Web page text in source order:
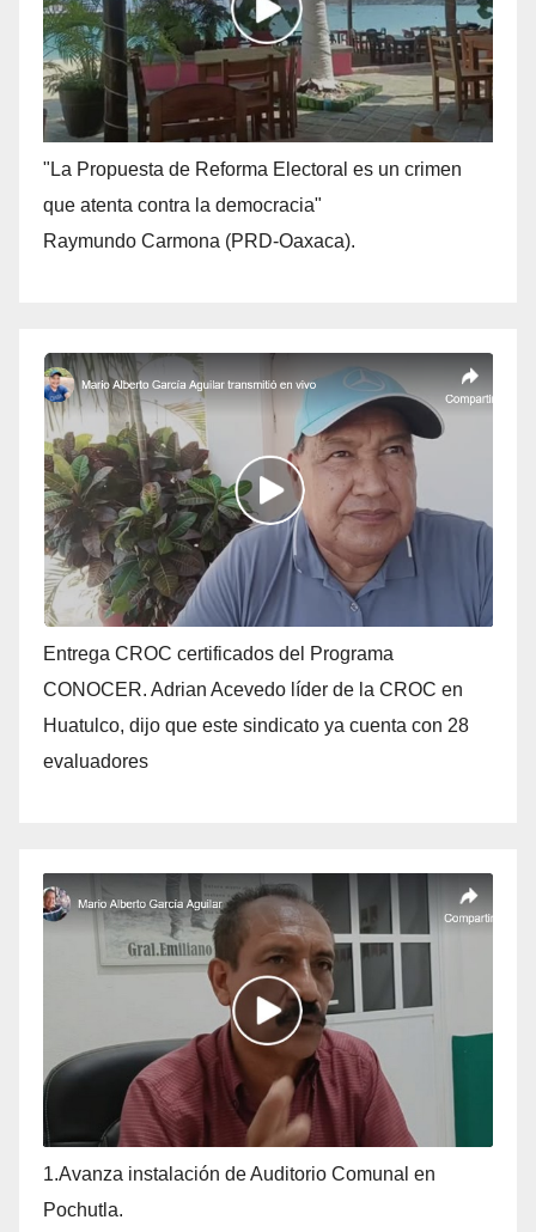
"La Propuesta de Reforma Electoral es un crimen
que atenta contra la democracia"
Raymundo Carmona (PRD-Oaxaca).
Entrega CROC certificados del Programa
CONOCER. Adrian Acevedo líder de la CROC en
Huatulco, dijo que este sindicato ya cuenta con 28
evaluadores
1.Avanza instalación de Auditorio Comunal en
Pochutla.